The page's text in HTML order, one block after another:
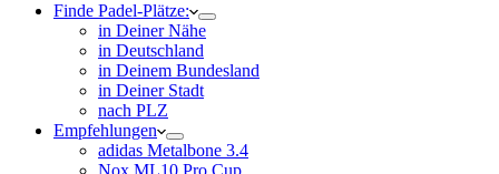
Finde Padel-Plätze:
in Deiner Nähe
in Deutschland
in Deinem Bundesland
in Deiner Stadt
nach PLZ
Empfehlungen
adidas Metalbone 3.4
Nox ML10 Pro Cup